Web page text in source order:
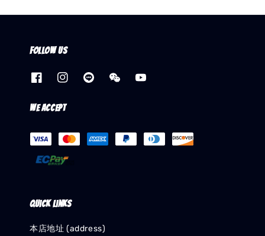
Follow us
We accept
Quick links
本店地址 (address)